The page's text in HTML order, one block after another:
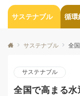
サステナブル 循環
サステナブル 全国で
サステナブル
全国で高まる